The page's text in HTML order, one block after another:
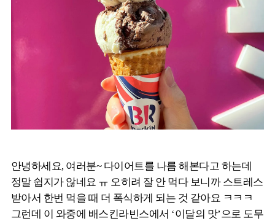
안녕하세요, 여러분~ 다이어트를 나름 해본다고 하는데
정말 쉽지가 않네요 ㅠ 오히려 잘 안 먹다 보니까 스트레스
받아서 한번 먹을 때 더 폭식하게 되는 것 같아요 ㅋㅋㅋ
그런데 이 와중에 배스킨라빈스에서 ‘이달의 맛’으로 도무